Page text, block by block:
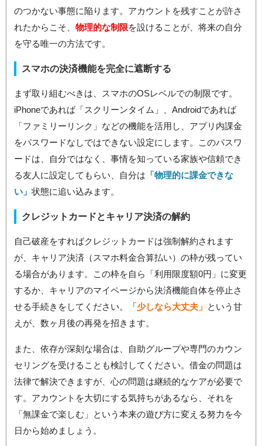
のつかない事態に陥ります。アカウントを残すことが許さ
れたからこそ、 物理的な制限を設けることが、将来の自分
を守る唯一の方法です。
スマホの決済機能を完全に遮断する
まず取り組むべきは、スマホのOSレベルでの制限です。
iPhoneであれば「スクリーンタイム」、Androidであれば
「ファミリーリンク」などの機能を活用し、アプリ内課金
をパスワードなしではできない設定にします。このパスワ
ードは、自分ではなく、事情を知っている家族や信頼でき
る友人に設定してもらい、自分は 「物理的に課金できな
い」 状態に追い込みます。
クレジットカードとキャリア決済の解約
自己破産をすればクレジットカードは強制解約されます
が、キャリア決済（スマホ料金合算払い）の枠が残ってい
る場合があります。この枠を自ら「利用限度額0円」に変更
するか、キャリアのマイページから決済機能自体を停止さ
せる手続きをしてください。
「少しなら大丈夫」 という甘
えが、数ヶ月後の再発を招きます。
また、依存が深刻な場合は、自助グループや専門のカウン
セリングを受けることも検討してください。借金の問題は
法律で解決できますが、心の問題は継続的なケアが必要で
す。アカウントを大切にする気持ちがあるなら、それを
「無課金で楽しむ」という本来の遊び方に変える努力を今
日から始めましょう。